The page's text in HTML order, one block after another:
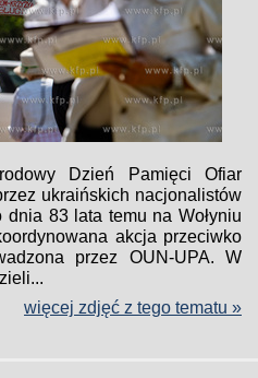
Dzień Pamięci Ofiar
ukraińskich nacjonalistów
dnia 83 lata temu na Wołyniu
akcja przeciwko
przez OUN-UPA. W
więcej zdjęć z tego tematu »